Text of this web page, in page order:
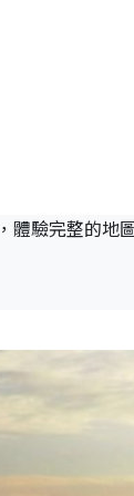
體驗完整的地